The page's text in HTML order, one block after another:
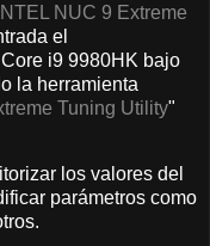
INTEL NUC 9 Extreme
el
i9 9980HK bajo
la herramienta
Tuning Utility"
los valores del
parámetros como